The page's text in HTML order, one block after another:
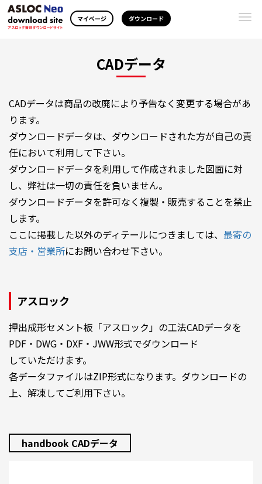
マイページ ダウンロード
CADデータ
CADデータは商品の改廃により予告なく変更する場合があ
ります。
ダウンロードデータは、ダウンロードされた方が自己の責
任において利用して下さい。
ダウンロードデータを利用して作成されました図面に対
し、弊社は一切の責任を負いません。
ダウンロードデータを許可なく複製・販売することを禁止
します。
ここに掲載した以外のディテールにつきましては、 最寄の
支店・営業所にお問い合わせ下さい。
アスロック
押出成形セメント板「アスロック」の工法CADデータを
PDF・DWG・DXF・JWW形式でダウンロード
していただけます。
各データファイルはZIP形式になります。ダウンロードの
上、解凍してご利用下さい。
handbook CADデータ